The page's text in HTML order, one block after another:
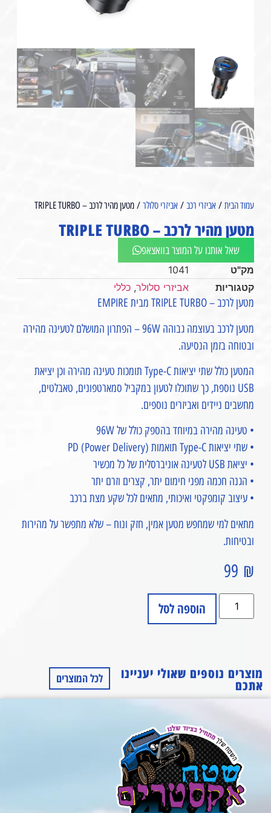
עמוד הבית/ אביזרי רכב/ אביזרי סלולר/ מטען מהיר לרכב – TRIPLE TURBO
מטען מהיר לרכב – TRIPLE TURBO
שאל אותנו על המוצר בוואצאפ
מק"ט
1041
קטגוריות
אביזרי סלולר, כללי
מטען לרכב – TRIPLE TURBO מבית EMPIRE
מטען לרכב בעוצמה גבוהה 96W – הפתרון המושלם לטעינה מהירה
ובטוחה בזמן הנסיעה.
המטען כולל שתי יציאות Type-C תומכות טעינה מהירה וכן יציאת
USB נוספת, כך שתוכלו לטעון במקביל סמארטפונים, טאבלטים,
מחשבים ניידים ואביזרים נוספים.
• טעינה מהירה במיוחד בהספק כולל של 96W
• שתי יציאות Type-C תואמות PD (Power Delivery)
• יציאת USB לטעינה אוניברסלית של כל מכשיר
• הגנה חכמה מפני חימום יתר, קצרים וזרם יתר
• עיצוב קומפקטי ואיכותי, מתאים לכל שקע מצת ברכב
מתאים למי שמחפש מטען אמין, חזק ונוח – שלא מתפשר על מהירות
ובטיחות.
99 ₪
הוספה לסל
מוצרים נוספים שאולי יעניינו
אתכם לכל המוצרים